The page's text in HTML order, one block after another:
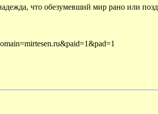
что обезумевший мир рано или